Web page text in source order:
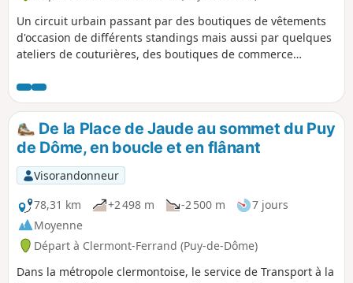
Un circuit urbain passant par des boutiques de vêtements
d'occasion de différents standings mais aussi par quelques
ateliers de couturières, des boutiques de commerce
bijoux anciens et régionaux, et des librairies de livres
d'occasion. C'est aussi un bon prétexte pour explorer
quelques quartiers du plateau central de Clermont-Ferrand
et de faire une pause gourmande dans un café
emblématique de la ville.
De la Place de Jaude au sommet du Puy
de Dôme, en boucle et en flânant
Visorandonneur
78,31 km
+2 498 m -2 500 m
7 jours
Moyenne
Départ à Clermont-Ferrand (Puy-de-Dôme)
Dans la métropole clermontoise, le service de Transport à la